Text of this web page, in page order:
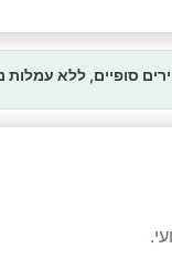
סופיים, ללא עמלות